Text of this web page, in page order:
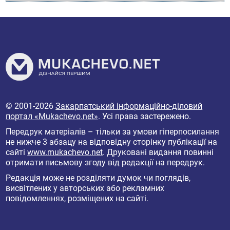
© 2001-2026Закарпатський інформаційно-діловий
портал «Mukachevo.net». Усі права застережено.
Передрук матеріалів – тільки за умови гіперпосилання
не нижче 3 абзацу на відповідну сторінку публікації на
сайтіwww.mukachevo.net. Друковані видання повинні
отримати письмову згоду від редакції на передрук.
Редакція може не розділяти думок чи поглядів,
висвітлених у авторських або рекламних
повідомленнях, розміщених на сайті.